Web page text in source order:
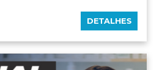
DETALHES